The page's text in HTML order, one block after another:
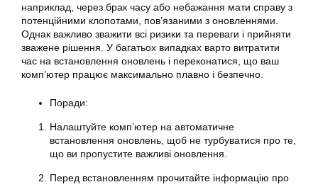
наприклад, через брак часу або небажання мати справу з
потенційними клопотами, пов’язаними з оновленнями.
Однак важливо зважити всі ризики та переваги і прийняти
зважене рішення. У багатьох випадках варто витратити
час на встановлення оновлень і переконатися, що ваш
комп’ютер працює максимально плавно і безпечно.
Поради:
Налаштуйте комп’ютер на автоматичне
встановлення оновлень, щоб не турбуватися про те,
що ви пропустите важливі оновлення.
Перед встановленням прочитайте інформацію про